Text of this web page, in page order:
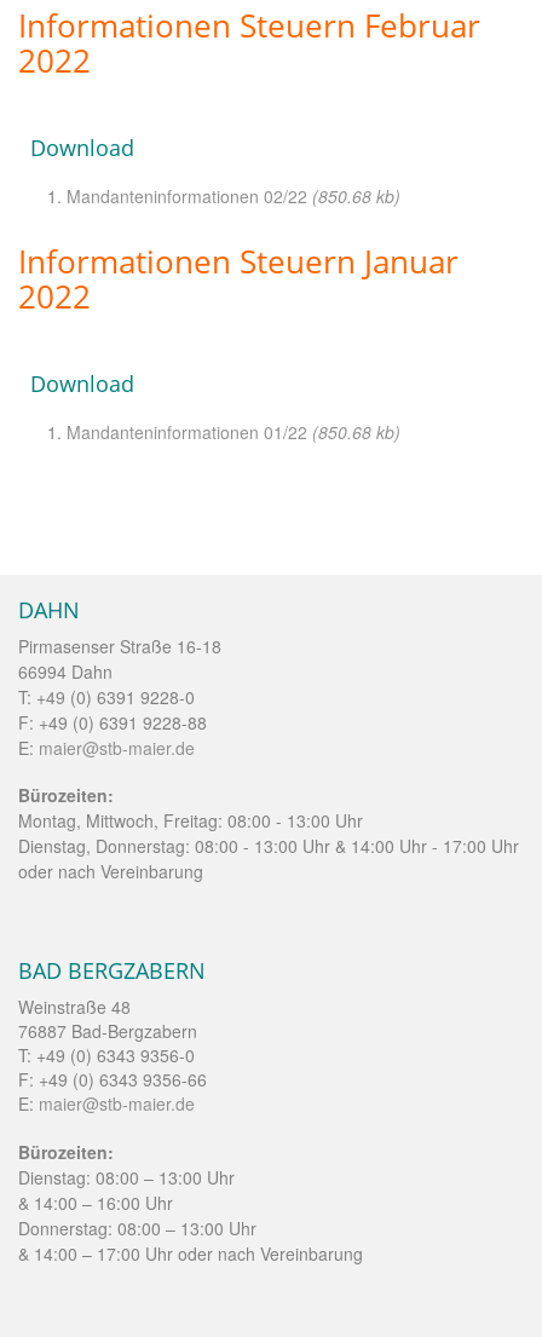
Informationen Steuern Februar
2022
Download
Mandanteninformationen 02/22 (850.68 kb)
Informationen Steuern Januar
2022
Download
Mandanteninformationen 01/22 (850.68 kb)
DAHN
Pirmasenser Straße 16-18
66994 Dahn
T: +49 (0) 6391 9228-0
F: +49 (0) 6391 9228-88
E: maier@stb-maier.de
Bürozeiten:
Montag, Mittwoch, Freitag: 08:00 - 13:00 Uhr
Dienstag, Donnerstag: 08:00 - 13:00 Uhr & 14:00 Uhr - 17:00 Uhr
oder nach Vereinbarung
BAD BERGZABERN
Weinstraße 48
76887 Bad-Bergzabern
T: +49 (0) 6343 9356-0
F: +49 (0) 6343 9356-66
E: maier@stb-maier.de
Bürozeiten:
Dienstag: 08:00 – 13:00 Uhr
& 14:00 – 16:00 Uhr
Donnerstag: 08:00 – 13:00 Uhr
& 14:00 – 17:00 Uhr oder nach Vereinbarung